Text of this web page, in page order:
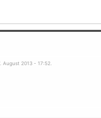
August 2013 - 17:52.